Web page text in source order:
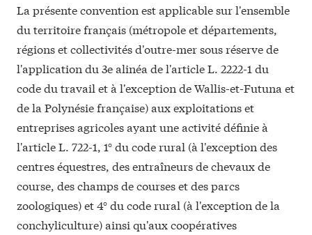
La présente convention est applicable sur l'ensemble
du territoire français (métropole et départements,
régions et collectivités d'outre-mer sous réserve de
l'application du 3e alinéa de l'articleL. 2222-1 du
code du travail et à l'exception de Wallis-et-Futuna et
de la Polynésie française) aux exploitations et
entreprises agricoles ayant une activité définie à
l'articleL. 722-1, 1° du code rural (à l'exception des
centres équestres, des entraîneurs de chevaux de
course, des champs de courses et des parcs
zoologiques) et 4° du code rural (à l'exception de la
conchyliculture) ainsi qu'aux coopératives